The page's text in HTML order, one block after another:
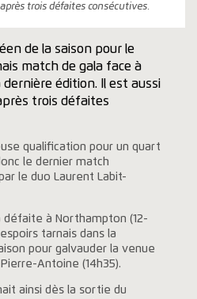
trois défaites consécutives.
de la saison pour le
match de gala face à
dernière édition. Il est aussi
trois défaites
qualification pour un quart
le dernier match
le duo Laurent Labit-
défaite à Northampton (12-
tarnais dans la
pour galvauder la venue
Antoine (14h35).
ainsi dès la sortie du